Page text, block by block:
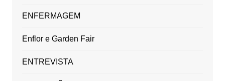
ENFERMAGEM
Enflor e Garden Fair
ENTREVISTA